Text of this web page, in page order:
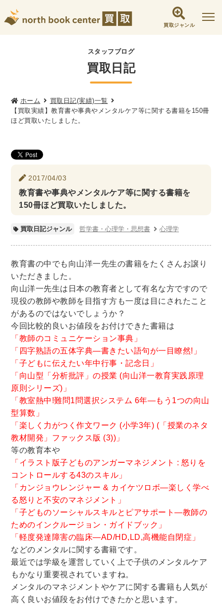
買取ジャンル
社会学書・人文書籍関係
哲学書・心理学・思想書
倫理学・道徳
文化人類学・民俗学
東洋哲学
現象学
西洋哲学 言語学 論理学
女性学
歴史書・地理
世界史 他歴史地理学
地図・地理・地域研究
経済書・経営書・ビジネス書
ビジネス書
マネジメント・人材管理・リーダーシップ
経営学
経済学・経済事情
経理・アカウンティング
金融・ファイナンス・投資
アート・建築・デザイン・音楽
書道
インテリアデザイン・建築デザイン
他建築・芸術
住宅建築
写真 ・絵画 ・美術
建築家・建設・建築構造
彫刻・工芸
日本の伝統文化
楽譜・スコア・音楽書
西洋の建築
理工書関係
科学書・工学書・コンピュータ書籍
宇宙学・天文学 工学書
物理学
生物・バイオテクノロジー
科学書
農学
金属・鉱学
電気・通信
IT・テクノロジー・コンピュータ
エネルギー
他理工書
化学 地球科学・エコロジー
医学書・東洋医学書
歯学書・歯科衛生士 看護学書
眼科学
スタッフブログ
買取日記
ホーム
買取日記(実績)一覧
【買取実績】教育書や事典やメンタルケア等に関する書籍を150冊
ほど買取いたしました。
2017/04/03
教育書や事典やメンタルケア等に関する書籍を
150冊ほど買取いたしました。
買取日記ジャンル 哲学書・心理学・思想書 心理学
教育書の中でも向山洋一先生の書籍をたくさんお譲り
いただきました。
向山洋一先生は日本の教育者として有名な方ですので
現役の教師や教師を目指す方も一度は目にされたこと
があるのではないでしょうか？
今回比較的良いお値段をお付けできた書籍は
「教師のコミュニケーション事典」
「四字熟語の五体字典―書きたい語句が一目瞭然!」
「子どもに伝えたい年中行事・記念日」
「向山型「分析批評」の授業 (向山洋一教育実践原理
原則シリーズ)」
「教室熱中!難問1問選択システム 6年―もう1つの向山
型算数」
「楽しく力がつく作文ワーク (小学3年) (「授業のネタ
教材開発」ファックス版 (3))」
等の教育本や
「イラスト版子どものアンガーマネジメント : 怒りを
コントロールする43のスキル」
「カンジョウレンジャー & カイケツロボ―楽しく学べ
る怒りと不安のマネジメント」
「子どものソーシャルスキルとピアサポート―教師の
ためのインクルージョン・ガイドブック」
「軽度発達障害の臨床―AD/HD,LD,高機能自閉症」
などのメンタルに関する書籍です。
最近では学級を運営していく上で子供のメンタルケア
もかなり重要視されていますね。
メンタルのマネジメントやケアに関する書籍も人気が
高く良いお値段をお付けできたかと思います。